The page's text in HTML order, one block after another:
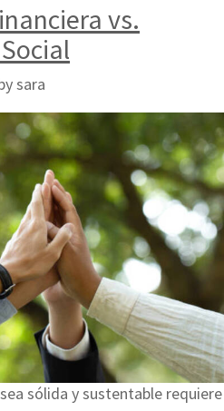
vs.
sara
sólida y sustentable requiere